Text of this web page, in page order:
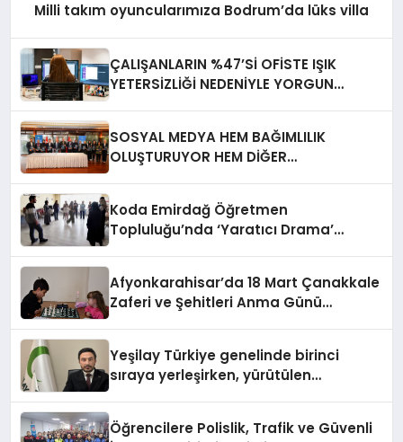
Milli takım oyuncularımıza Bodrum’da lüks villa
ÇALIŞANLARIN %47’Sİ OFİSTE IŞIK
YETERSİZLİĞİ NEDENİYLE YORGUN
SOSYAL MEDYA HEM BAĞIMLILIK
OLUŞTURUYOR HEM DİĞER
Koda Emirdağ Öğretmen
Topluluğu’nda ‘Yaratıcı Drama’
Afyonkarahisar’da 18 Mart Çanakkale
Zaferi ve Şehitleri Anma Günü
Yeşilay Türkiye genelinde birinci
sıraya yerleşirken, yürütülen
Öğrencilere Polislik, Trafik ve Güvenli